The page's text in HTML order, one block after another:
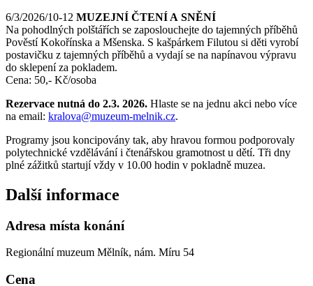
6/3/2026/10-12 MUZEJNÍ ČTENÍ A SNĚNÍ
Na pohodlných polštářích se zaposlouchejte do tajemných příběhů
Pověstí Kokořínska a Mšenska. S kašpárkem Filutou si děti vyrobí
postavičku z tajemných příběhů a vydají se na napínavou výpravu
do sklepení za pokladem.
Cena: 50,- Kč/osoba
Rezervace nutná do 2.3. 2026. Hlaste se na jednu akci nebo více
na email: kralova@muzeum-melnik.cz.
Programy jsou koncipovány tak, aby hravou formou podporovaly
polytechnické vzdělávání i čtenářskou gramotnost u dětí. Tři dny
plné zážitků startují vždy v 10.00 hodin v pokladně muzea.
Další informace
Adresa místa konání
Regionální muzeum Mělník, nám. Míru 54
Cena